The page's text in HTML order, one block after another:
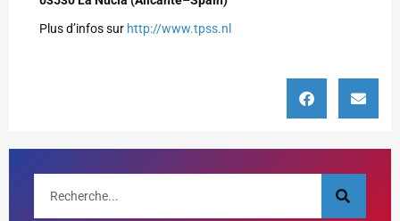
Plus d’infos sur http://www.tpss.nl